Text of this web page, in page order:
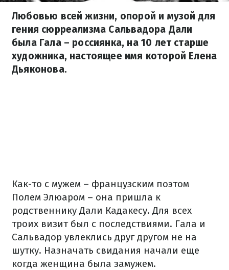
Любовью всей жизни, опорой и музой для
гения сюрреализма Сальвадора Дали
была Гала – россиянка, на 10 лет старше
художника, настоящее имя которой Елена
Дьяконова.
Как-то с мужем – французским поэтом
Полем Элюаром – она пришла к
родственнику Дали Кадакесу. Для всех
троих визит был с последствиями. Гала и
Сальвадор увлеклись друг другом не на
шутку. Назначать свидания начали еще
когда женщина была замужем.